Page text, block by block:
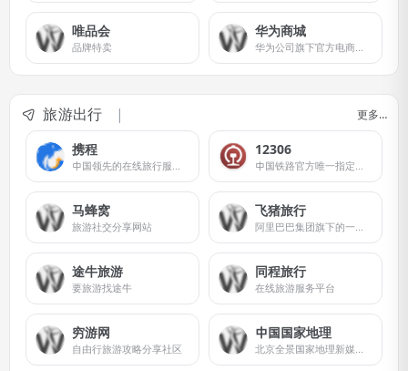
唯品会
品牌特卖
华为商城
华为公司旗下官方电商平台
旅游出行 更多…
携程
中国领先的在线旅行服务公司
12306
中国铁路官方唯一指定的互联网售票平台
马蜂窝
旅游社交分享网站
飞猪旅行
阿里巴巴集团旗下的一站式综合旅游服务平台
途牛旅游
要旅游找途牛
同程旅行
在线旅游服务平台
穷游网
自由行旅游攻略分享社区
中国国家地理
北京全景国家地理新媒体科技